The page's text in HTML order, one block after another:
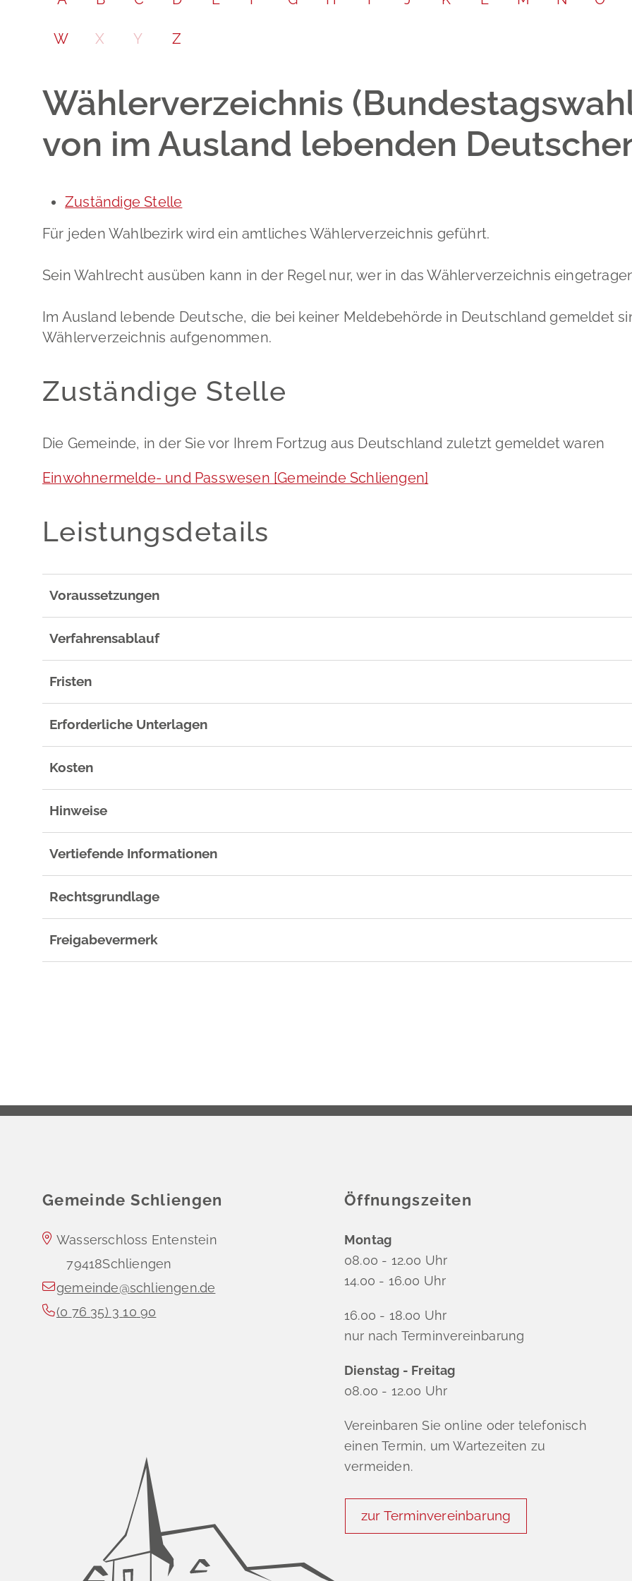
W X Y Z
Wählerverzeichnis
von im Ausland lebenden
Zuständige Stelle
Für jeden Wahlbezirk wird ein amtliches Wählerverzeichnis geführt.
Sein Wahlrecht ausüben kann in der Regel nur, wer in das Wählerverzeichnis eingetragen
Im Ausland lebende Deutsche, die bei keiner Meldebehörde in Deutschland gemeldet
Wählerverzeichnis aufgenommen.
Zuständige Stelle
Die Gemeinde, in der Sie vor Ihrem Fortzug aus Deutschland zuletzt gemeldet waren
Einwohnermelde- und Passwesen [Gemeinde Schliengen]
Leistungsdetails
Voraussetzungen
Verfahrensablauf
Fristen
Erforderliche Unterlagen
Kosten
Hinweise
Vertiefende Informationen
Rechtsgrundlage
Freigabevermerk
Gemeinde Schliengen
Wasserschloss Entenstein
79418Schliengen
gemeinde@schliengen.de
(0 76 35) 3 10 90
Öffnungszeiten
Montag
08.00 - 12.00 Uhr
14.00 - 16.00 Uhr
16.00 - 18.00 Uhr
nur nach Terminvereinbarung
Dienstag - Freitag
08.00 - 12.00 Uhr
Vereinbaren Sie online oder telefonisch
einen Termin, um Wartezeiten zu
vermeiden.
zur Terminvereinbarung
Leichte